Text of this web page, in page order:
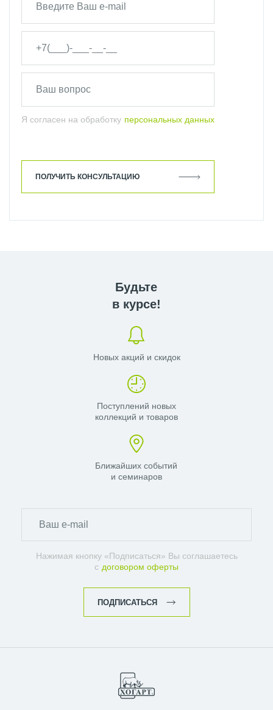
Я согласен на обработку персональных данных
ПОЛУЧИТЬ КОНСУЛЬТАЦИЮ
Будьте
в курсе!
Новых акций и скидок
Поступлений новых
коллекций и товаров
Ближайших событий
и семинаров
Нажимая кнопку «Подписаться» Вы соглашаетесь
с договором оферты
ПОДПИСАТЬСЯ